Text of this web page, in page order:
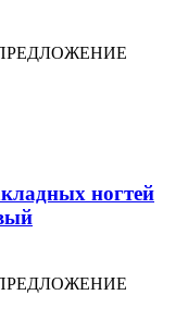
ногтей